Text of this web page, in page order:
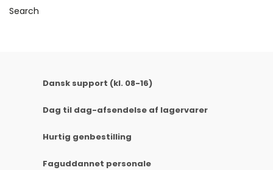
Search
Dansk support (kl. 08-16)
Dag til dag-afsendelse af lagervarer
Hurtig genbestilling
Faguddannet personale